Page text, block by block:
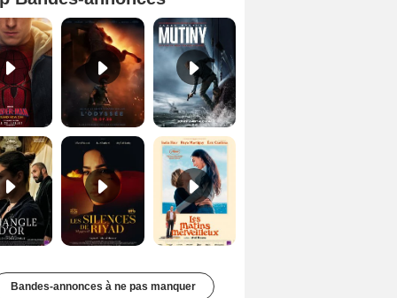
Spider-Man: Brand New Day Bande-annonce VO STFR L'Odyssée Bande-annonce VO STFR
Les Silences de Riyad Bande-annonce VO STFR Les Matins merveilleux Bande-annonce VF
Bandes-annonces à ne pas manquer